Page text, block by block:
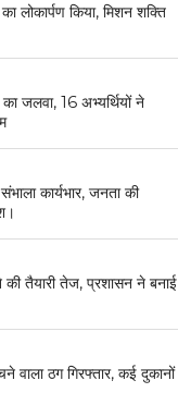
लोकार्पण किया, मिशन शक्ति
जलवा, 16 अभ्यर्थियों ने
कार्यभार, जनता की
तैयारी तेज, प्रशासन ने बनाई
वाला ठग गिरफ्तार, कई दुकानों